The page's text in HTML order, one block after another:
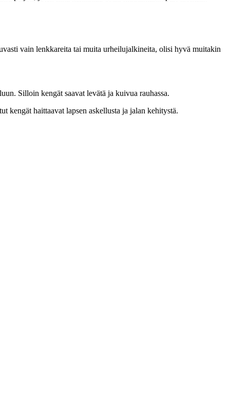
vain lenkkareita tai muita urheilujalkineita, olisi hyvä muitakin
Silloin kengät saavat levätä ja kuivua rauhassa.
kengät haittaavat lapsen askellusta ja jalan kehitystä.